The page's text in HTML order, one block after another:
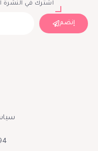
اشترك في النشرة
إنضم